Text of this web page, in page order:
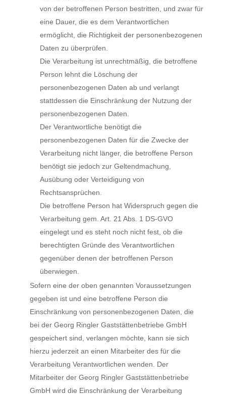
von der betroffenen Person bestritten, und zwar für
eine Dauer, die es dem Verantwortlichen
ermöglicht, die Richtigkeit der personenbezogenen
Daten zu überprüfen.
Die Verarbeitung ist unrechtmäßig, die betroffene
Person lehnt die Löschung der
personenbezogenen Daten ab und verlangt
stattdessen die Einschränkung der Nutzung der
personenbezogenen Daten.
Der Verantwortliche benötigt die
personenbezogenen Daten für die Zwecke der
Verarbeitung nicht länger, die betroffene Person
benötigt sie jedoch zur Geltendmachung,
Ausübung oder Verteidigung von
Rechtsansprüchen.
Die betroffene Person hat Widerspruch gegen die
Verarbeitung gem. Art. 21 Abs. 1 DS-GVO
eingelegt und es steht noch nicht fest, ob die
berechtigten Gründe des Verantwortlichen
gegenüber denen der betroffenen Person
überwiegen.
Sofern eine der oben genannten Voraussetzungen
gegeben ist und eine betroffene Person die
Einschränkung von personenbezogenen Daten, die
bei der Georg Ringler Gaststättenbetriebe GmbH
gespeichert sind, verlangen möchte, kann sie sich
hierzu jederzeit an einen Mitarbeiter des für die
Verarbeitung Verantwortlichen wenden. Der
Mitarbeiter der Georg Ringler Gaststättenbetriebe
GmbH wird die Einschränkung der Verarbeitung